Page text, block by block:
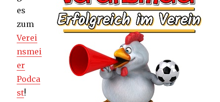
es
zum
Verei
nsmei
er
Podca
st!